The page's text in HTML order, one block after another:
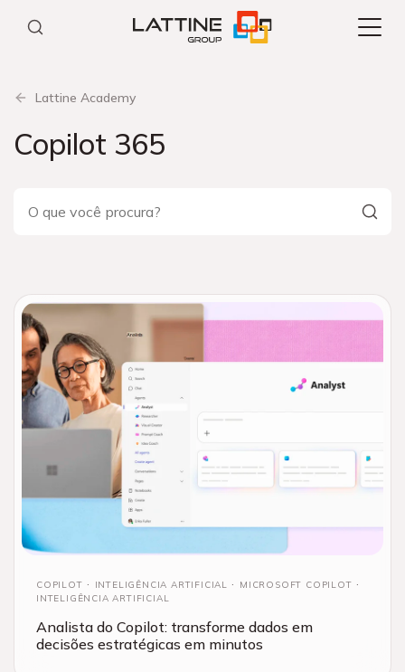
Lattine Academy
Copilot 365
COPILOT INTELIGÊNCIA ARTIFICIAL
MICROSOFT COPILOT
INTELIGÊNCIA ARTIFICIAL
Analista do Copilot: transforme dados em
decisões estratégicas em minutos